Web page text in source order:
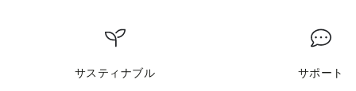
サスティナブル サポート